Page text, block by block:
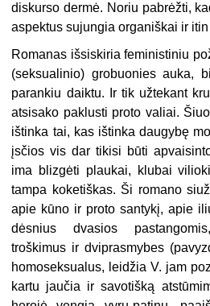
diskurso dermė. Noriu pabrėžti,
aspektus sujungia organiškai ir
Romanas išsiskiria feministiniu
(seksualinio) grobuonies auka,
parankiu daiktu. Ir tik užtekant
atsisako paklusti proto valiai.
ištinka tai, kas ištinka daugybę
įsčios vis dar tikisi būti
ima blizgėti plaukai, klubai
tampa koketiškas. Ši romano
apie kūno ir proto santykį, apie
dėsnius dvasios
troškimus ir dviprasmybes
homoseksualus, leidžia V. jam
kartu jaučia ir savotišką